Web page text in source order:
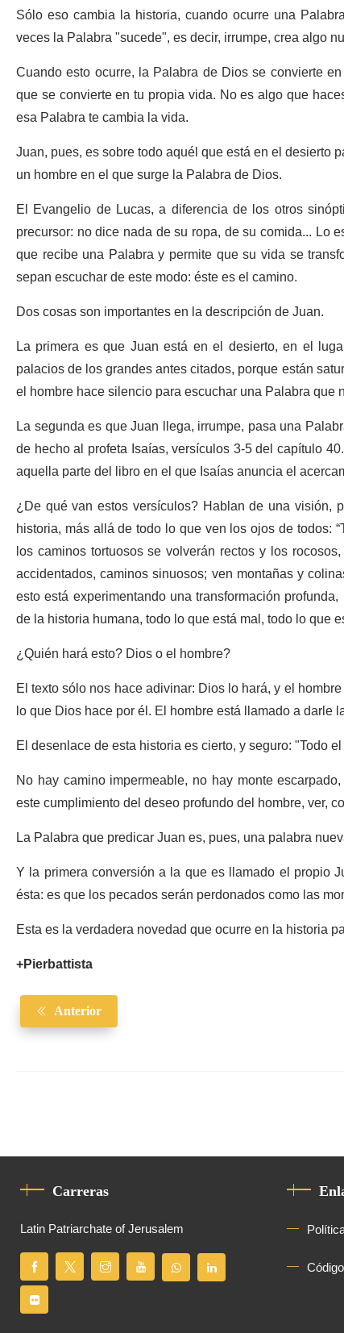
Sólo eso cambia la historia, cuando ocurre una
veces la Palabra "sucede", es decir, irrumpe, crea algo
Cuando esto ocurre, la Palabra de Dios se convierte
que se convierte en tu propia vida. No es algo que
esa Palabra te cambia la vida.
Juan, pues, es sobre todo aquél que está en el
un hombre en el que surge la Palabra de Dios.
El Evangelio de Lucas, a diferencia de los otros
precursor: no dice nada de su ropa, de su comida... Lo
que recibe una Palabra y permite que su vida se
sepan escuchar de este modo: éste es el camino.
Dos cosas son importantes en la descripción de Juan.
La primera es que Juan está en el desierto, en el
palacios de los grandes antes citados, porque están
el hombre hace silencio para escuchar una Palabra que
La segunda es que Juan llega, irrumpe, pasa una
de hecho al profeta Isaías, versículos 3-5 del capítulo
aquella parte del libro en el que Isaías anuncia el
¿De qué van estos versículos? Hablan de una
historia, más allá de todo lo que ven los ojos de todos:
los caminos tortuosos se volverán rectos y los
accidentados, caminos sinuosos; ven montañas y
esto está experimentando una transformación
de la historia humana, todo lo que está mal, todo lo que
¿Quién hará esto? Dios o el hombre?
El texto sólo nos hace adivinar: Dios lo hará, y el
lo que Dios hace por él. El hombre está llamado a darle
El desenlace de esta historia es cierto, y seguro: "Todo
No hay camino impermeable, no hay monte
este cumplimiento del deseo profundo del hombre, ver,
La Palabra que predicar Juan es, pues, una palabra
Y la primera conversión a la que es llamado el propio
ésta: es que los pecados serán perdonados como las
Esta es la verdadera novedad que ocurre en la historia
+Pierbattista
Anterior
Carreras
Latin Patriarchate of Jerusalem